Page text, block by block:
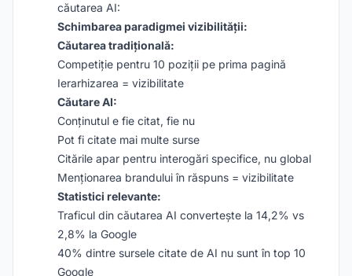
căutarea AI:
Schimbarea paradigmei vizibilității:
Căutarea tradițională:
Competiție pentru 10 poziții pe prima pagină
Ierarhizarea = vizibilitate
Căutare AI:
Conținutul e fie citat, fie nu
Pot fi citate mai multe surse
Citările apar pentru interogări specifice, nu global
Menționarea brandului în răspuns = vizibilitate
Statistici relevante:
Traficul din căutarea AI convertește la 14,2% vs
2,8% la Google
40% dintre sursele citate de AI nu sunt în top 10
Google